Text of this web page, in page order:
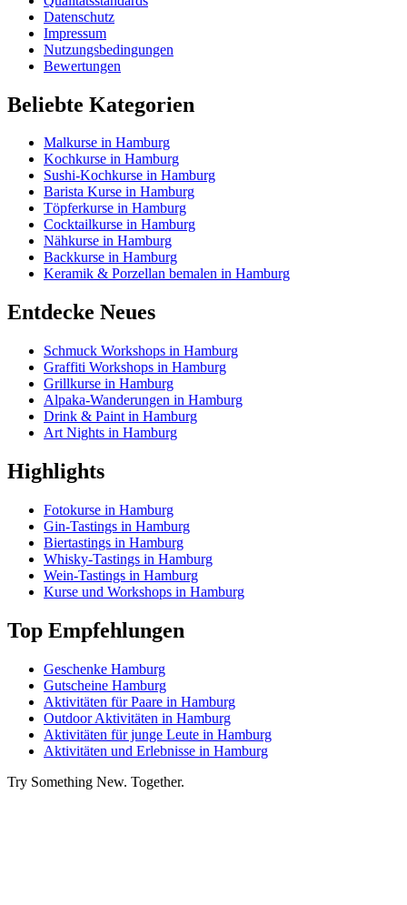
Datenschutz
Impressum
Nutzungsbedingungen
Bewertungen
Beliebte Kategorien
Malkurse in Hamburg
Kochkurse in Hamburg
Sushi-Kochkurse in Hamburg
Barista Kurse in Hamburg
Töpferkurse in Hamburg
Cocktailkurse in Hamburg
Nähkurse in Hamburg
Backkurse in Hamburg
Keramik & Porzellan bemalen in Hamburg
Entdecke Neues
Schmuck Workshops in Hamburg
Graffiti Workshops in Hamburg
Grillkurse in Hamburg
Alpaka-Wanderungen in Hamburg
Drink & Paint in Hamburg
Art Nights in Hamburg
Highlights
Fotokurse in Hamburg
Gin-Tastings in Hamburg
Biertastings in Hamburg
Whisky-Tastings in Hamburg
Wein-Tastings in Hamburg
Kurse und Workshops in Hamburg
Top Empfehlungen
Geschenke Hamburg
Gutscheine Hamburg
Aktivitäten für Paare in Hamburg
Outdoor Aktivitäten in Hamburg
Aktivitäten für junge Leute in Hamburg
Aktivitäten und Erlebnisse in Hamburg
Try Something New. Together.